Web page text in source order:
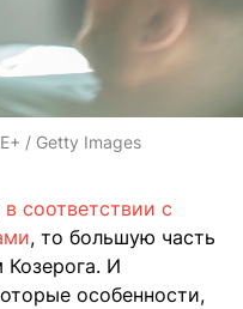
/ Getty Images
в соответствии с
, то большую часть
Козерога. И
особенности,